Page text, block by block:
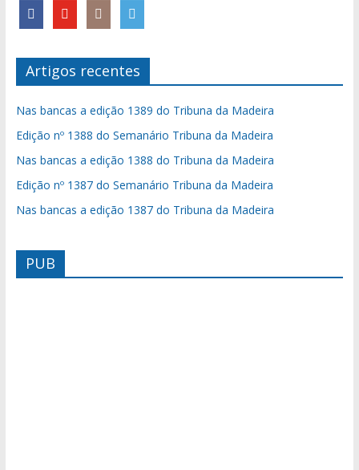
Artigos recentes
Nas bancas a edição 1389 do Tribuna da Madeira
Edição nº 1388 do Semanário Tribuna da Madeira
Nas bancas a edição 1388 do Tribuna da Madeira
Edição nº 1387 do Semanário Tribuna da Madeira
Nas bancas a edição 1387 do Tribuna da Madeira
PUB